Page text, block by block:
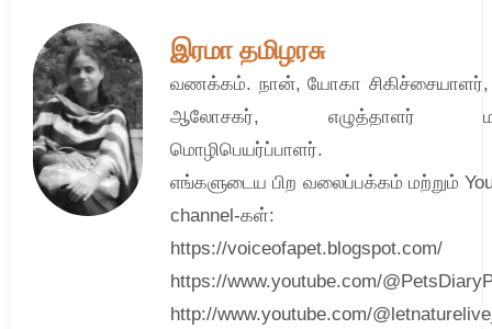
இரமா தமிழரசு
வணக்கம். நான், யோகா சிகிச்சையாளர்,
ஆலோசகர், எழுத்தாளர்
மொழிபெயர்ப்பாளர்.
எங்களுடைய பிற வலைப்பக்கம் மற்றும்
channel-கள்:
https://voiceofapet.blogspot.com/
https://www.youtube.com/
http://www.youtube.com/